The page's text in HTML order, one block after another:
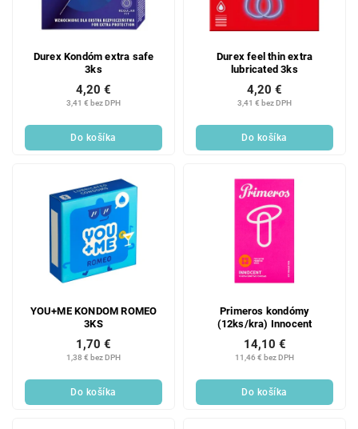
Durex Kondóm extra safe
3ks
3,41 € bez DPH
4,20 €
Do košíka
Durex feel thin extra
lubricated 3ks
3,41 € bez DPH
4,20 €
Do košíka
YOU+ME KONDOM ROMEO
3KS
1,38 € bez DPH
1,70 €
Do košíka
Primeros kondómy
(12ks/kra) Innocent
11,46 € bez DPH
14,10 €
Do košíka